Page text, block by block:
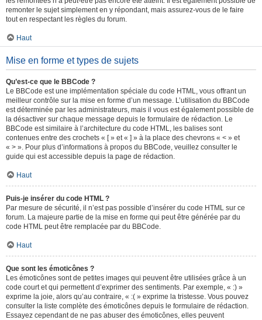
remonter le sujet simplement en y répondant, mais assurez-vous de le faire
tout en respectant les règles du forum.
Haut
Mise en forme et types de sujets
Qu’est-ce que le BBCode ?
Le BBCode est une implémentation spéciale du code HTML, vous offrant un
meilleur contrôle sur la mise en forme d’un message. L’utilisation du BBCode
est déterminée par les administrateurs, mais il vous est également possible de
la désactiver sur chaque message depuis le formulaire de rédaction. Le
BBCode est similaire à l’architecture du code HTML, les balises sont
contenues entre des crochets « [ » et « ] » à la place des chevrons « < » et
« > ». Pour plus d’informations à propos du BBCode, veuillez consulter le
guide qui est accessible depuis la page de rédaction.
Haut
Puis-je insérer du code HTML ?
Par mesure de sécurité, il n’est pas possible d’insérer du code HTML sur ce
forum. La majeure partie de la mise en forme qui peut être générée par du
code HTML peut être remplacée par du BBCode.
Haut
Que sont les émoticônes ?
Les émoticônes sont de petites images qui peuvent être utilisées grâce à un
code court et qui permettent d’exprimer des sentiments. Par exemple, « :) »
exprime la joie, alors qu’au contraire, « :( » exprime la tristesse. Vous pouvez
consulter la liste complète des émoticônes depuis le formulaire de rédaction.
Essayez cependant de ne pas abuser des émoticônes, elles peuvent